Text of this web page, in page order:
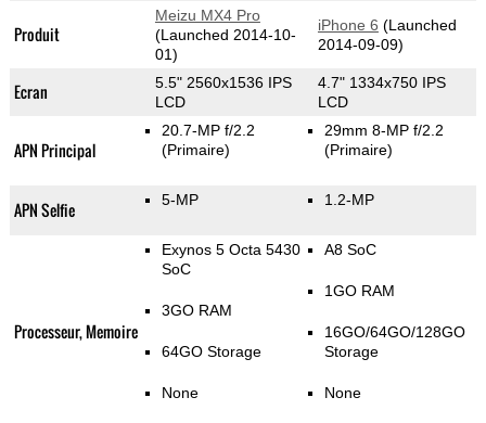
Produit
Meizu MX4 Pro
(Launched 2014-10-
01)
iPhone 6 (Launched
2014-09-09)
Ecran
5.5" 2560x1536 IPS
LCD
4.7" 1334x750 IPS
LCD
APN Principal
20.7-MP f/2.2
(Primaire)
29mm 8-MP f/2.2
(Primaire)
APN Selfie 5-MP 1.2-MP
Processeur, Memoire
Exynos 5 Octa 5430
SoC
3GO RAM
64GO Storage
None
A8 SoC
1GO RAM
16GO/64GO/128GO
Storage
None